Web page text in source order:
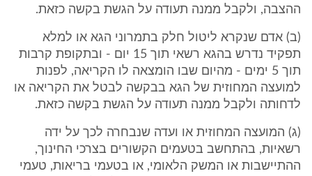
ההצבה, ולקבל ממנה תעודה על הגשת בקשה כזאת.
(ב) אדם שנקרא ליטול חלק בתמרוני הגא או למלא
תפקיד נדרש בהגא רשאי תוך 15 יום - ובתקופת קרבות
תוך 5 ימים - מהיום שבו הומצאה לו הקריאה, לפנות
למועצה המחוזית של הגא בבקשה לבטל את הקריאה או
לדחותה ולקבל ממנה תעודה על הגשת בקשה כזאת.
(ג) המועצה המחוזית או ועדה שנבחרה לכך על ידה
רשאיות, בהתחשב בטעמים הקשורים בצרכי החינוך,
ההתיישבות או המשק הלאומי, או בטעמי בריאות, טעמי